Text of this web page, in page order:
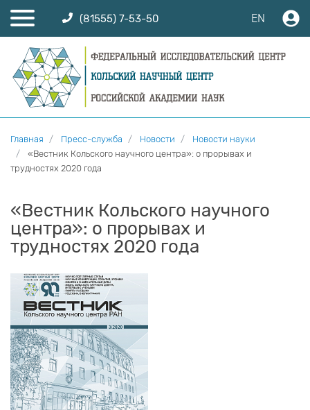
(81555) 7-53-50 EN
Главная Пресс-служба Новости
Новости науки
«Вестник Кольского научного центра»: о прорывах и
трудностях 2020 года
«Вестник Кольского научного
центра»: о прорывах и
трудностях 2020 года